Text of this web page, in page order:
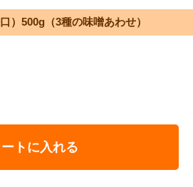
）500g（3種の味噌あわせ）
ートに入れる